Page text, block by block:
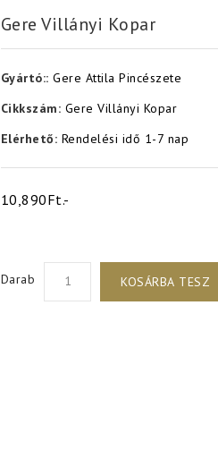
Gere Villányi Kopar
Gyártó::Gere Attila Pincészete
Cikkszám: Gere Villányi Kopar
Elérhető: Rendelési idő 1-7 nap
10,890Ft.-
Darab KOSÁRBA TESZ